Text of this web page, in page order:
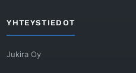
YHTEYSTIEDOT
Jukira Oy